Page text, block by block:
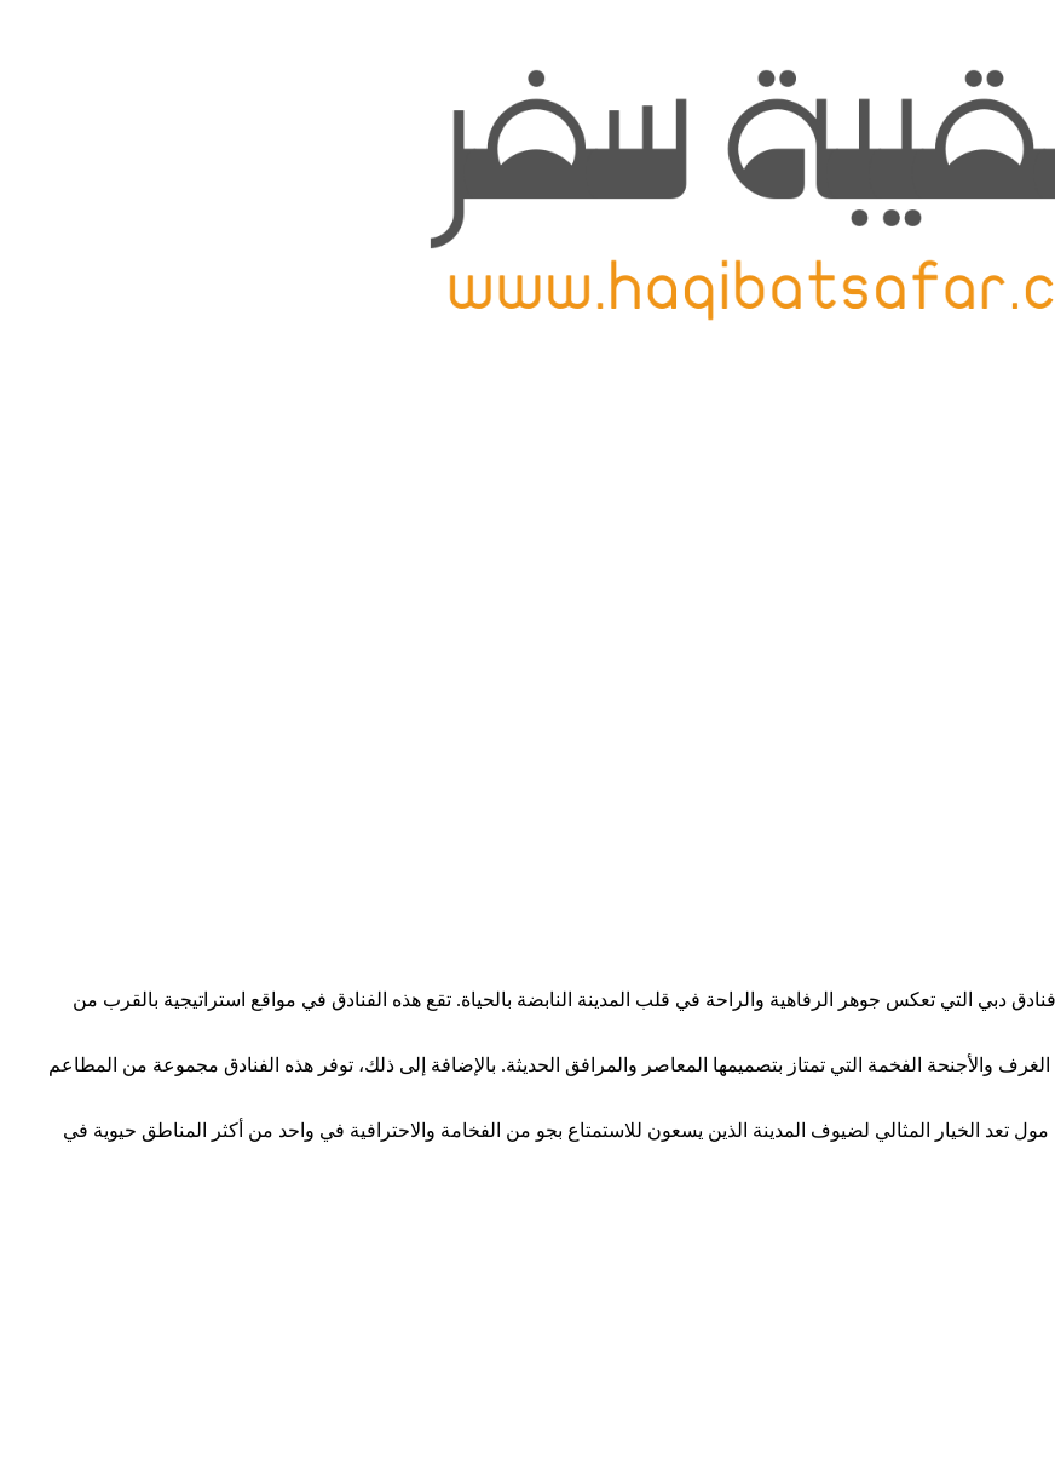
دبي التي تعكس جوهر الرفاهية والراحة في قلب المدينة النابضة بالحياة. تقع هذه الفنادق في مواقع استراتيجية بالقرب من
والأجنحة الفخمة التي تمتاز بتصميمها المعاصر والمرافق الحديثة. بالإضافة إلى ذلك، توفر هذه الفنادق مجموعة من المطاعم
تعد الخيار المثالي لضيوف المدينة الذين يسعون للاستمتاع بجو من الفخامة والاحترافية في واحد من أكثر المناطق حيوية في